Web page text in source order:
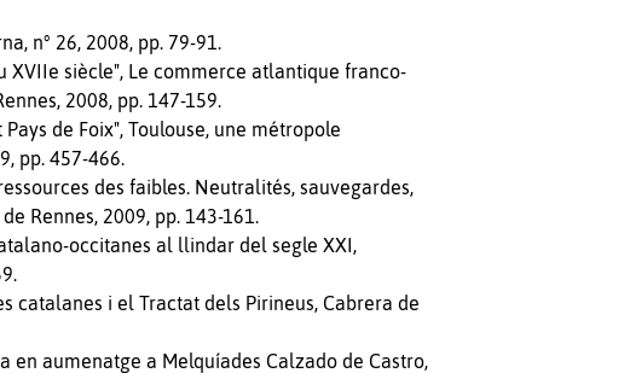
n° 26, 2008, pp. 79-91.
XVIIe siècle", Le commerce atlantique franco-
2008, pp. 147-159.
de Foix", Toulouse, une métropole
pp. 457-466.
des faibles. Neutralités, sauvegardes,
Rennes, 2009, pp. 143-161.
occitanes al llindar del segle XXI,
catalanes i el Tractat dels Pirineus, Cabrera de
en aumenatge a Melquíades Calzado de Castro,